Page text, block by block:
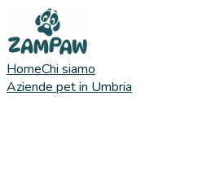
HomeChi siamo
Aziende pet in Umbria